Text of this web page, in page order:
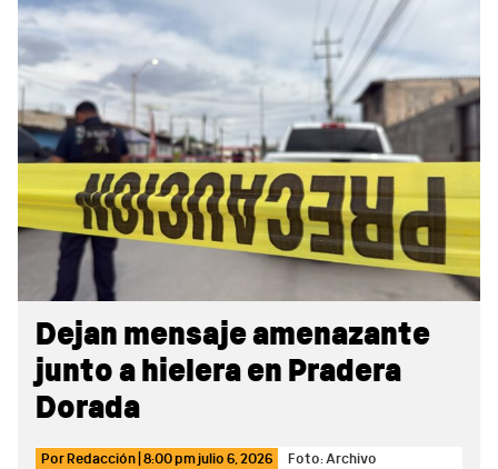
Dejan mensaje amenazante
junto a hielera en Pradera
Dorada
Por Redacción 8:00 pmjulio 6, 2026 Foto: Archivo
Sidebar